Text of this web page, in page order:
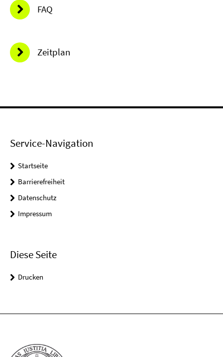
FAQ
Zeitplan
Service-Navigation
Startseite
Barrierefreiheit
Datenschutz
Impressum
Diese Seite
Drucken